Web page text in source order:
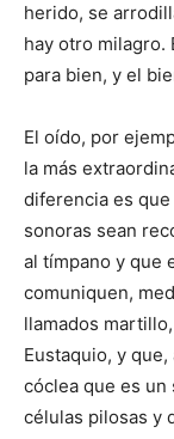
herido, se
hay otro milagro.
para bien, y el
El oído, por
la más
diferencia es
sonoras sean
al tímpano y que
comuniquen,
llamados
Eustaquio, y
cóclea que es un
células pilosas y